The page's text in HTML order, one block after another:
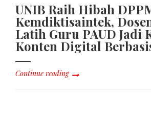
UNIB Raih Hibah
Kemdiktisaintek,
Latih Guru PAUD Jadi
Konten Digital
Continue reading